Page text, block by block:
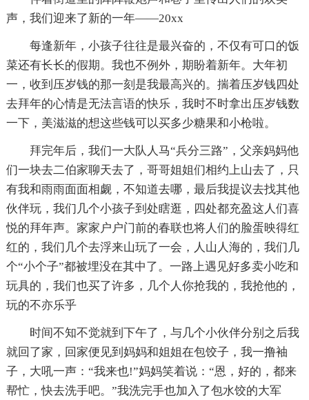
声，我们迎来了新的一年——20xx
每逢新年，小孩子往往是最兴奋的，不仅有可口的饭
菜还有长长的假期。我也不例外，期盼着新年。大年初
一，收到压岁钱的那一刻是我最高兴的。揣着压岁钱四处
去拜年的心情是无法言语的快乐，我时不时拿出压岁钱数
一下，美滋滋的想这些钱可以买多少糖果和小枪啦。
拜完年后，我们一大队人马“兵分三路”，父亲妈妈他
们一块去二伯家聊天去了，哥哥姐姐们相约上山去了，只
有我和雨雨面面相觑，不知道去哪，最后我提议去找其他
伙伴玩，我们几个小孩子到处瞎逛，四处都充盈这人们喜
悦的拜年声。家家户户门前的春联也将人们的脸蛋映得红
红的，我们几个去浮来山玩了一会，人山人海的，我们几
个“小个子”都被埋没在其中了。一路上遇见好多卖小吃和
玩具的，我们也买了许多，几个人你抢我的，我抢他的，
玩的不亦乐乎
时间不知不觉就到下午了，与几个小伙伴分别之后我
就回了家，回家便见到妈妈和姐姐在包饺子，我一撸袖
子，大吼一声：“我来也!”妈妈笑着说：“恩，好的，都来
帮忙，快去洗手吧。”我洗完手也加入了包水饺的大军